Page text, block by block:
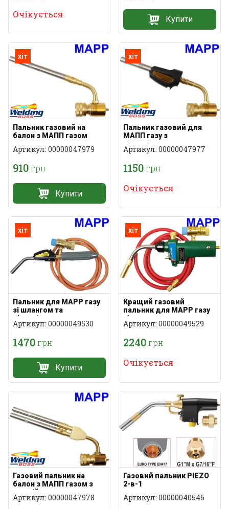
Очікується
Купити
хіт
Пальник газовий на
балон з МАПП газом
Артикул: 00000047979
910грн
Купити
хіт
Пальник газовий для
МАПП газу з
п'єзопідпалом
Артикул: 00000047977
1150грн
Очікується
хіт
Пальник для MAPP газу
зі шлангом та
п'єзопідпалом
Артикул: 00000049530
1470грн
Купити
хіт
Кращий газовий
пальник для MAPP газу
зі шлангом
Артикул: 00000049529
2240грн
Очікується
Газовий пальник на
балон з МАПП газом з
подвійним соплом
Артикул: 00000047978
Газовий пальник PIEZO
2-в-1
Артикул: 00000040546